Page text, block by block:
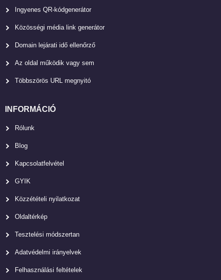
Ingyenes QR-kódgenerátor
Közösségi média link generátor
Domain lejárati idő ellenőrző
Az oldal működik vagy sem
Többszörös URL megnyitó
INFORMÁCIÓ
Rólunk
Blog
Kapcsolatfelvétel
GYIK
Közzétételi nyilatkozat
Oldaltérkép
Tesztelési módszertan
Adatvédelmi irányelvek
Felhasználási feltételek